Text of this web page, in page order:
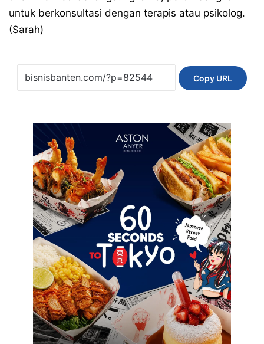
untuk berkonsultasi dengan terapis atau psikolog.
(Sarah)
Copy URL